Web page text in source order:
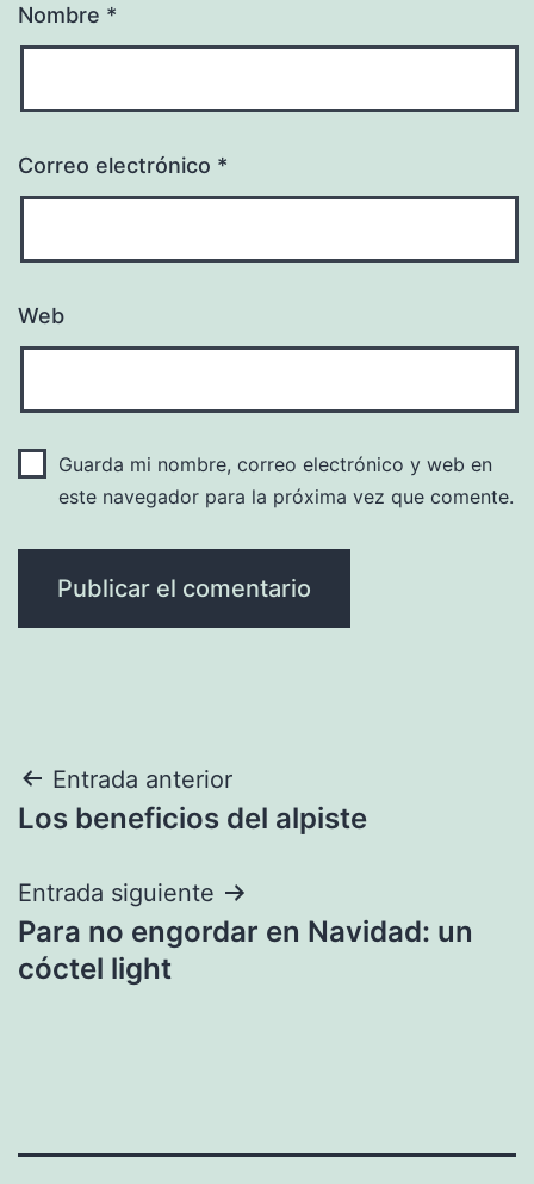
Nombre *
Correo electrónico *
Web
Guarda mi nombre, correo electrónico y web en
este navegador para la próxima vez que comente.
Navegación
de
entradas
Entrada anterior
Los beneficios del alpiste
Entrada siguiente
Para no engordar en Navidad: un
cóctel light